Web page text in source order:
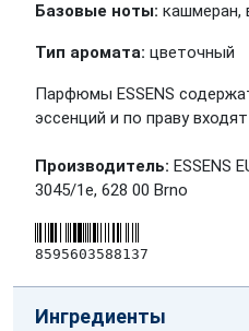
Базовые ноты: кашмеран,
Тип аромата: цветочный
Парфюмы ESSENS
эссенций и по праву
Производитель: ESSENS
3045/1e, 628 00 Brno
8595603588137
Ингредиенты